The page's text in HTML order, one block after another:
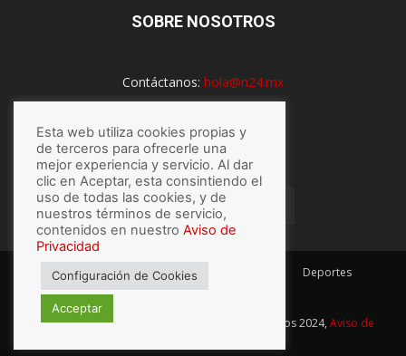
SOBRE NOSOTROS
Contáctanos: hola@n24.mx
SÍGUENOS
México Mundo Economía
Deportes
Espectaculos
© Hecho con por N24.mx, Derechos Reservados 2024, Aviso de
Esta web utiliza cookies propias y
de terceros para ofrecerle una
mejor experiencia y servicio. Al dar
clic en Aceptar, esta consintiendo el
uso de todas las cookies, y de
nuestros términos de servicio,
contenidos en nuestro Aviso de
Privacidad
Configuración de Cookies
Acceptar